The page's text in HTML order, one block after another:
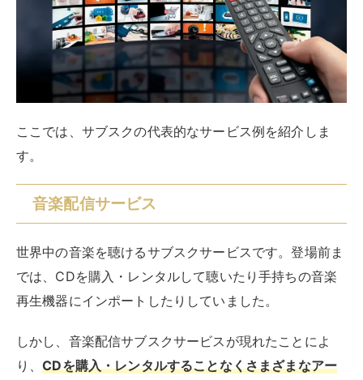
音楽配信のサブスク例
‎Apple Music
Spotify
Amazon Music
TOWER RECORDS MUSIC
KKBOX
◆音楽サブスクのおすすめは、以下の記事でご紹介して
います。気になる人はぜひ参考にしてください。
RIRIFE リリフ
おすすめ音楽サブスク7選を徹底比較！高音質・